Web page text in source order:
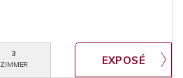
3
ZIMMER